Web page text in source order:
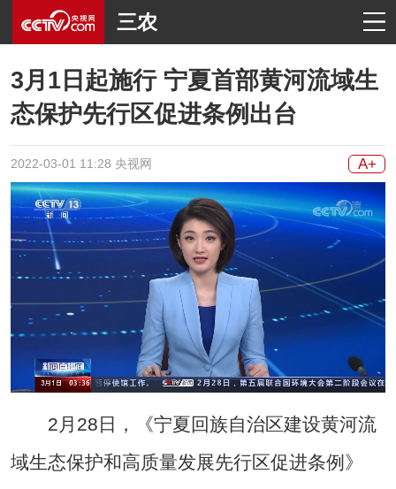
三农
3月1日起施行 宁夏首部黄河流域生
态保护先行区促进条例出台
2022-03-01 11:28 央视网 A+
2月28日，《宁夏回族自治区建设黄河流
域生态保护和高质量发展先行区促进条例》